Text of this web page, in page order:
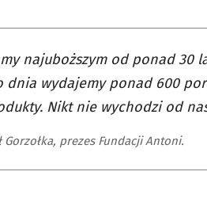
najuboższym od ponad 30
dnia wydajemy ponad 600
Nikt nie wychodzi od
Gorzołka, prezes Fundacji Antoni.